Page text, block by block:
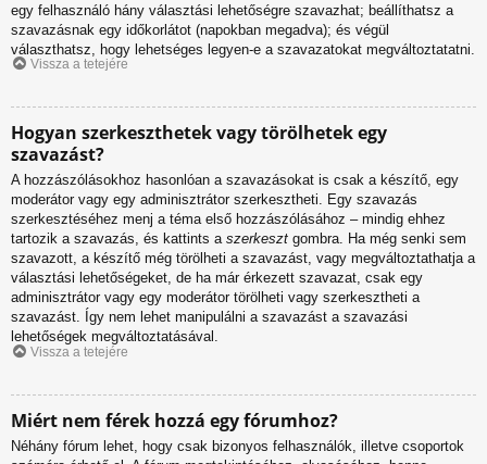
egy felhasználó hány választási lehetőségre szavazhat; beállíthatsz a
szavazásnak egy időkorlátot (napokban megadva); és végül
választhatsz, hogy lehetséges legyen-e a szavazatokat megváltoztatatni.
Vissza a tetejére
Hogyan szerkeszthetek vagy törölhetek egy
szavazást?
A hozzászólásokhoz hasonlóan a szavazásokat is csak a készítő, egy
moderátor vagy egy adminisztrátor szerkesztheti. Egy szavazás
szerkesztéséhez menj a téma első hozzászólásához – mindig ehhez
tartozik a szavazás, és kattints a szerkeszt gombra. Ha még senki sem
szavazott, a készítő még törölheti a szavazást, vagy megváltoztathatja a
választási lehetőségeket, de ha már érkezett szavazat, csak egy
adminisztrátor vagy egy moderátor törölheti vagy szerkesztheti a
szavazást. Így nem lehet manipulálni a szavazást a szavazási
lehetőségek megváltoztatásával.
Vissza a tetejére
Miért nem férek hozzá egy fórumhoz?
Néhány fórum lehet, hogy csak bizonyos felhasználók, illetve csoportok